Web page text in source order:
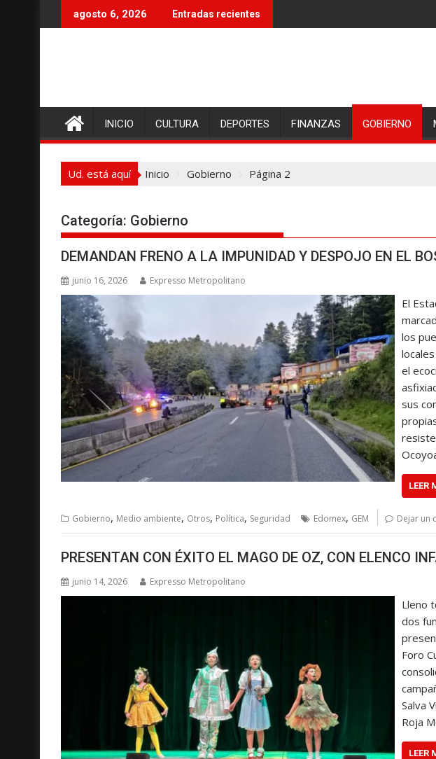
r
n
e
agosto 6, 2026 Entradas recientes
INICIO CULTURA DEPORTES FINANZAS GOBIERNO
Ud. está aquí Inicio Gobierno Página 2
Categoría: Gobierno
DEMANDAN FRENO A LA IMPUNIDAD Y DESPOJO EN EL
junio 16, 2026 Expresso Metropolitano
El
los
el
sus
LEER
Gobierno, Medio ambiente, Otros, Política, Seguridad Edomex, GEM Dejar un
PRESENTAN CON ÉXITO EL MAGO DE OZ, CON ELENCO
junio 14, 2026 Expresso Metropolitano
Lleno
dos
Foro
Salva
Roja
LEER